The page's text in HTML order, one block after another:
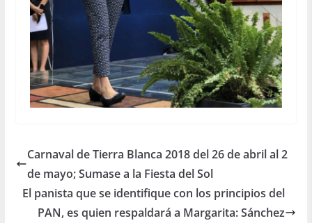
Carnaval de Tierra Blanca 2018 del 26 de abril al 2
de mayo; Sumase a la Fiesta del Sol
El panista que se identifique con los principios del
PAN, es quien respaldará a Margarita: Sánchez